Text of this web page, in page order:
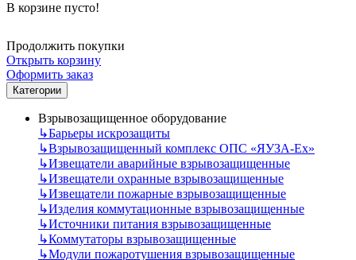
В корзине пусто!
Продолжить покупки
Открыть корзину
Оформить заказ
Категории
Взрывозащищенное оборудование
↳Барьеры искрозащиты
↳Взрывозащищенный комплекс ОПС «ЯУЗА-Ех»
↳Извещатели аварийные взрывозащищенные
↳Извещатели охранные взрывозащищенные
↳Извещатели пожарные взрывозащищенные
↳Изделия коммутационные взрывозащищенные
↳Источники питания взрывозащищенные
↳Коммутаторы взрывозащищенные
↳Модули пожаротушения взрывозащищенные